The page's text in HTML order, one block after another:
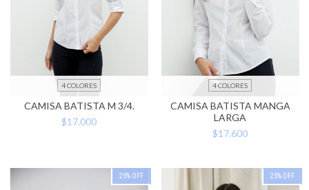
4 COLORES
CAMISA BATISTA M 3/4.
$17.000
4 COLORES
CAMISA BATISTA MANGA
LARGA
$17.600
25% OFF 25% OFF